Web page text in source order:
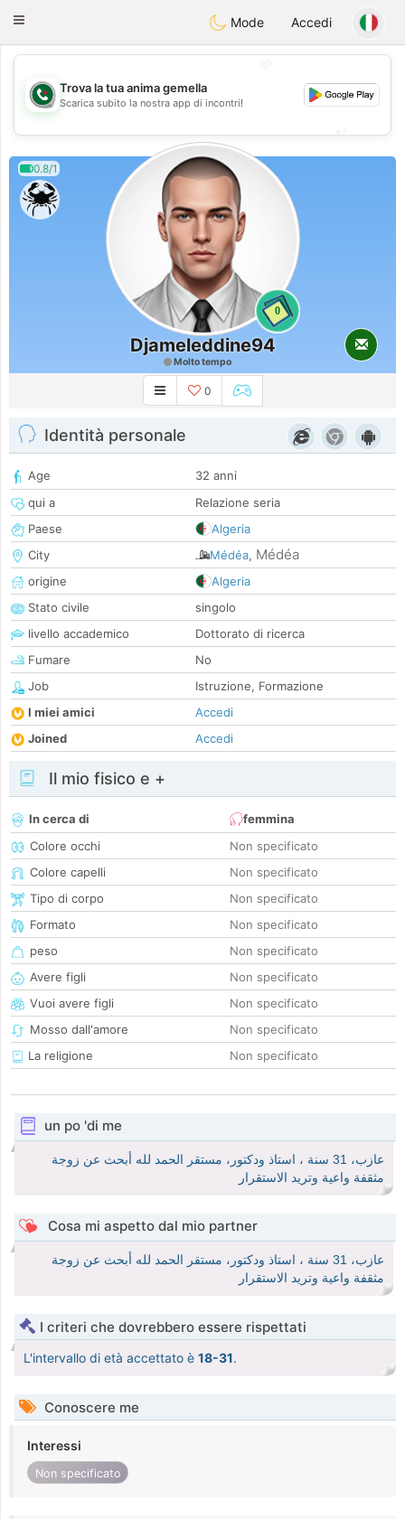
Weshrak
Toggle
Mode Accedi
💖
💕
Trova la tua anima gemella
Scarica subito la nostra app di incontri!
0.8/1
0
Djameleddine94
Molto tempo
0
Identità personale
Age
32 anni
qui a
Relazione seria
Paese
Algeria
City
Médéa, Médéa
origine
Algeria
Stato civile
singolo
livello accademico
Dottorato di ricerca
Fumare
No
Job
Istruzione, Formazione
I miei amici
Accedi
Joined
Accedi
Il mio fisico e +
In cerca di
femmina
Colore occhi
Non specificato
Colore capelli
Non specificato
Tipo di corpo
Non specificato
Formato
Non specificato
peso
Non specificato
Avere figli
Non specificato
Vuoi avere figli
Non specificato
Mosso dall'amore
Non specificato
La religione
Non specificato
un po 'di me
عازب، 31 سنة ، استاذ ودكتور، مستقر الحمد لله أبحث عن زوجة
مثقفة واعية وتريد الاستقرار
Cosa mi aspetto dal mio partner
عازب، 31 سنة ، استاذ ودكتور، مستقر الحمد لله أبحث عن زوجة
مثقفة واعية وتريد الاستقرار
I criteri che dovrebbero essere rispettati
L'intervallo di età accettato è 18-31.
Conoscere me
Interessi
Non specificato